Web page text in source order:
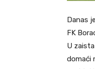
Danas
FK
U
domaći